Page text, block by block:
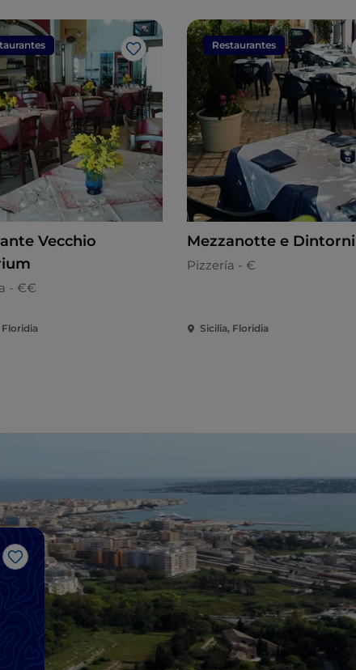
Me gusta
Vecchio
- €€
Floridia
Restaurantes
Mezzanotte e Dintorni
Pizzería - €
Sicilia, Floridia
Me gusta